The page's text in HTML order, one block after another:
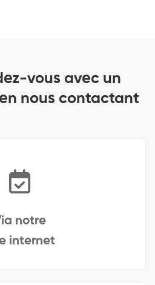
vous avec un
nous contactant
notre
internet